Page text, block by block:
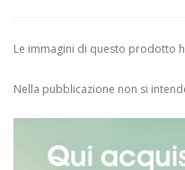
Le immagini di questo prodotto
Nella pubblicazione non si